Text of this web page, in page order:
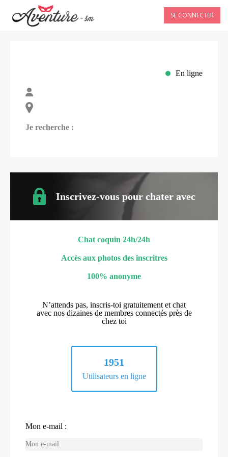
SE CONNECTER
En ligne
Je recherche :
Inscrivez-vous pour chater avec
Chat coquin 24h/24h
Accès aux photos des inscritres
100% anonyme
N’attends pas, inscris-toi gratuitement et chat
avec nos dizaines de membres connectés près de
chez toi
1951
Utilisateurs en ligne
Mon e-mail :